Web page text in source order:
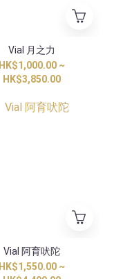
Vial 月之力
HK$1,000.00 ~
HK$3,850.00
Vial 阿育吠陀
HK$1,550.00 ~